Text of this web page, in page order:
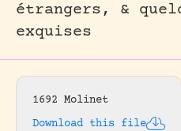
étrangers, &
exquises
1692 Molinet
Download this file